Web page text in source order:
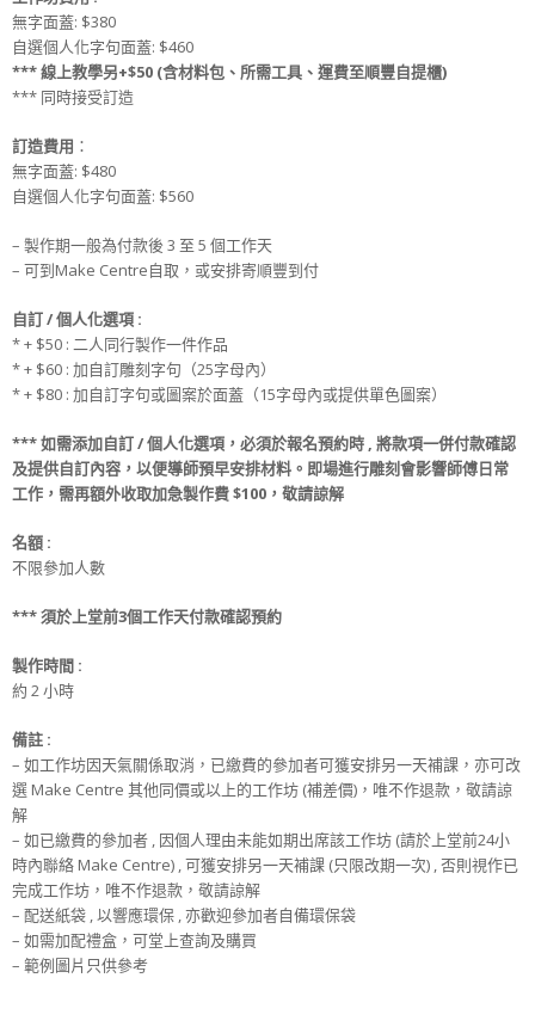
無字面蓋: $380
自選個人化字句面蓋: $460
*** 線上教學另+$50 (含材料包、所需工具、運費至順豐自提櫃)
*** 同時接受訂造
訂造費用 ：
無字面蓋: $480
自選個人化字句面蓋: $560
– 製作期一般為付款後 3 至 5 個工作天
– 可到Make Centre自取，或安排寄順豐到付
自訂 / 個人化選項 :
* + $50 : 二人同行製作一件作品
* + $60 : 加自訂雕刻字句（25字母內）
* + $80 : 加自訂字句或圖案於面蓋（15字母內或提供單色圖案）
***如需添加自訂 / 個人化選項 ，必須於報名預約時 , 將款項一併付款確認
及提供自訂內容， 以便導師預早安排材料 。 即場進行雕刻會影響師傅日常
工作， 需再額外收取加急製作費$100，敬請諒解
名額 :
不限參加人數
***須於上堂前3個工作天付款確認預約
製作時間 :
約 2 小時
備註 :
– 如工作坊因天氣關係取消，已繳費的參加者可獲安排另一天補課，亦可改
選 Make Centre 其他同價或以上的工作坊 (補差價)，唯不作退款，敬請諒
解
– 如已繳費的參加者 , 因個人理由未能如期出席該工作坊 (請於上堂前24小
時內聯絡 Make Centre) , 可獲安排另一天補課 (只限改期一次) , 否則視作已
完成工作坊，唯不作退款，敬請諒解
– 配送紙袋 , 以響應環保 , 亦歡迎參加者自備環保袋
– 如需加配禮盒，可堂上查詢及購買
– 範例圖片只供參考